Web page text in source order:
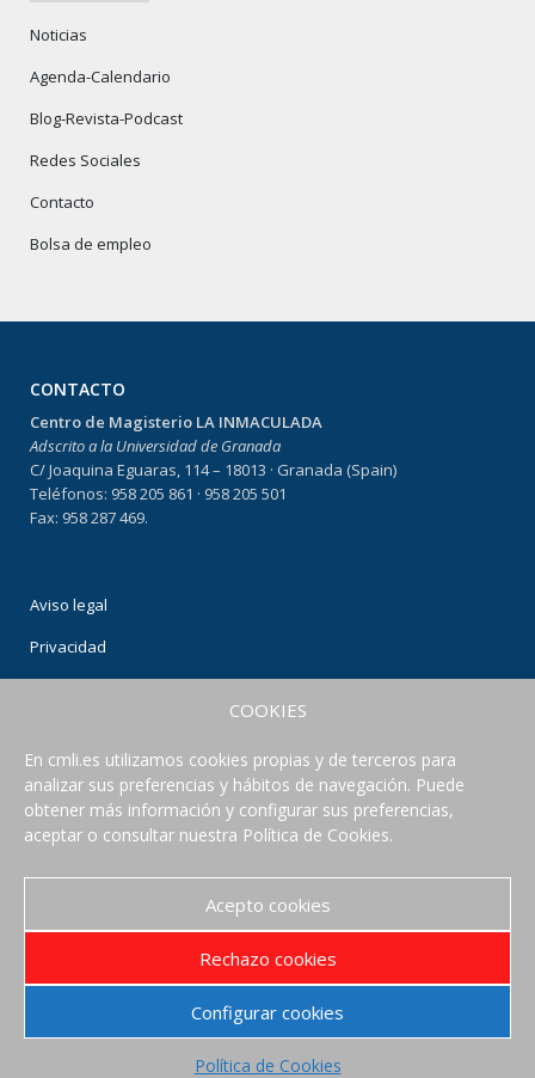
COOKIES
En cmli.es utilizamos cookies propias y de terceros para
analizar sus preferencias y hábitos de navegación. Puede
obtener más información y configurar sus preferencias,
aceptar o consultar nuestra Política de Cookies.
Acepto cookies
Rechazo cookies
Configurar cookies
Política de Cookies
Noticias
Agenda-Calendario
Blog-Revista-Podcast
Redes Sociales
Contacto
Bolsa de empleo
CONTACTO
Centro de Magisterio LA INMACULADA
Adscrito a la Universidad de Granada
C/ Joaquina Eguaras, 114 – 18013 · Granada (Spain)
Teléfonos: 958 205 861 · 958 205 501
Fax: 958 287 469.
Aviso legal
Privacidad
CONECTA CON NOSOTROS